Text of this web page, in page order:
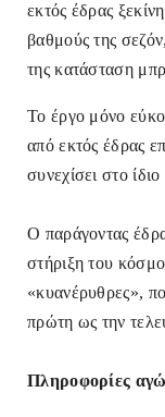
εκτός έδρας
βαθμούς της
της κατάσταση
Το έργο μόνο
από εκτός έδρας
συνεχίσει στο
Ο παράγοντας
στήριξη του
«κυανέρυθρες»,
πρώτη ως την
Πληροφορίες